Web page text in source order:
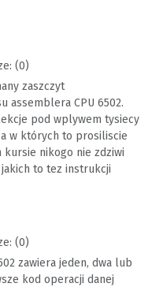
(0)
zaszczyt
assemblera CPU 6502.
pod wplywem tysiecy
w których to prosiliscie
nikogo nie zdziwi
jakich to tez instrukcji
(0)
zawiera jeden, dwa lub
kod operacji danej